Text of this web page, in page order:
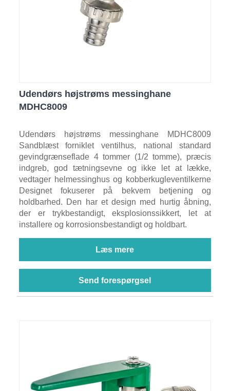
Udendørs højstrøms messinghane
MDHC8009
Udendørs højstrøms messinghane MDHC8009
Sandblæst forniklet ventilhus, national standard
gevindgrænseflade 4 tommer (1/2 tomme), præcis
indgreb, god tætningsevne og ikke let at lække,
vedtager helmessinghus og kobberkugleventilkerne
Designet fokuserer på bekvem betjening og
holdbarhed. Den har et design med hurtig åbning,
der er trykbestandigt, eksplosionssikkert, let at
installere og korrosionsbestandigt og holdbart.
Læs mere
Send forespørgsel